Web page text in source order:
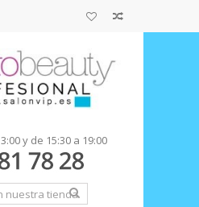
y de 15:30 a 19:00